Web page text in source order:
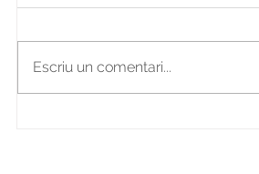
Escriu un comentari...